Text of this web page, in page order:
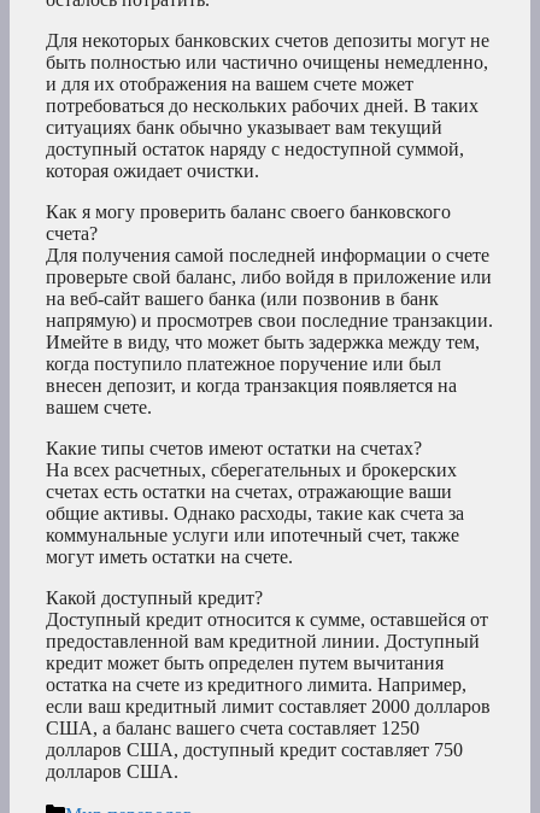
Для некоторых банковских счетов депозиты могут не
быть полностью или частично очищены немедленно,
и для их отображения на вашем счете может
потребоваться до нескольких рабочих дней. В таких
ситуациях банк обычно указывает вам текущий
доступный остаток наряду с недоступной суммой,
которая ожидает очистки.
Как я могу проверить баланс своего банковского
счета?
Для получения самой последней информации о счете
проверьте свой баланс, либо войдя в приложение или
на веб-сайт вашего банка (или позвонив в банк
напрямую) и просмотрев свои последние транзакции.
Имейте в виду, что может быть задержка между тем,
когда поступило платежное поручение или был
внесен депозит, и когда транзакция появляется на
вашем счете.
Какие типы счетов имеют остатки на счетах?
На всех расчетных, сберегательных и брокерских
счетах есть остатки на счетах, отражающие ваши
общие активы. Однако расходы, такие как счета за
коммунальные услуги или ипотечный счет, также
могут иметь остатки на счете.
Какой доступный кредит?
Доступный кредит относится к сумме, оставшейся от
предоставленной вам кредитной линии. Доступный
кредит может быть определен путем вычитания
остатка на счете из кредитного лимита. Например,
если ваш кредитный лимит составляет 2000 долларов
США, а баланс вашего счета составляет 1250
долларов США, доступный кредит составляет 750
долларов США.